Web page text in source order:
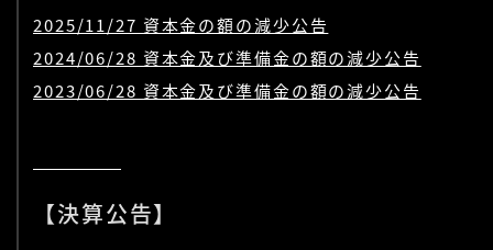
2025/11/27 資本金の額の減少公告
2024/06/28 資本金及び準備金の額の減少公告
2023/06/28 資本金及び準備金の額の減少公告
【決算公告】